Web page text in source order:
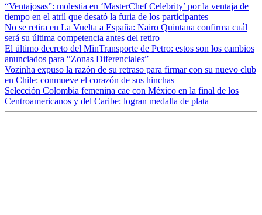
“Ventajosas”: molestia en ‘MasterChef Celebrity’ por la ventaja de
tiempo en el atril que desató la furia de los participantes
No se retira en La Vuelta a España: Nairo Quintana confirma cuál
será su última competencia antes del retiro
El último decreto del MinTransporte de Petro: estos son los cambios
anunciados para “Zonas Diferenciales”
Vozinha expuso la razón de su retraso para firmar con su nuevo club
en Chile: conmueve el corazón de sus hinchas
Selección Colombia femenina cae con México en la final de los
Centroamericanos y del Caribe: logran medalla de plata